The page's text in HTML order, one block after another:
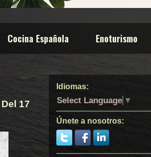
Cocina Española Enoturismo
17
Idiomas:
Select Language ▼
Únete a nosotros: